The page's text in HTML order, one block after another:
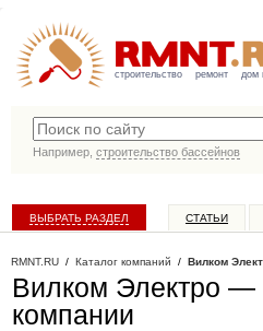
строительство ремонт дом
Например, строительство бассейнов
ВЫБРАТЬ РАЗДЕЛ СТАТЬИ
RMNT.RU / Каталог компаний / Вилком
Вилком Электро —
компании